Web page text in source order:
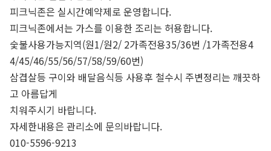
피크닉존은 실시간예약제로 운영합니다.
피크닉존에서는 가스를 이용한 조리는 허용합니다.
숯불사용가능지역(원1/원2/ 2가족전용35/36번 /1가족전용4
4/45/46/55/56/57/58/59/60번)
삼겹살등 구이와 배달음식등 사용후 철수시 주변정리는 깨끗하
고 아름답게
치워주시기 바랍니다.
자세한내용은 관리소에 문의바랍니다.
010-5596-9213